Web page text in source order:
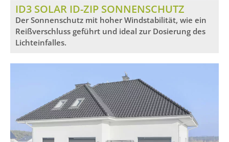
ID3 SOLAR ID-ZIP SONNENSCHUTZ
Der Sonnenschutz mit hoher Windstabilität, wie ein
Reißverschluss geführt und ideal zur Dosierung des
Lichteinfalles.